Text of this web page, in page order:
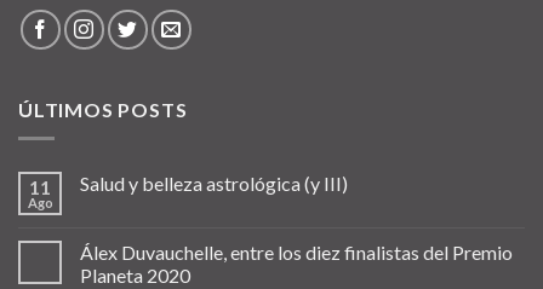
ÚLTIMOS POSTS
11
Ago
Salud y belleza astrológica (y III)
Álex Duvauchelle, entre los diez finalistas del Premio
Planeta 2020